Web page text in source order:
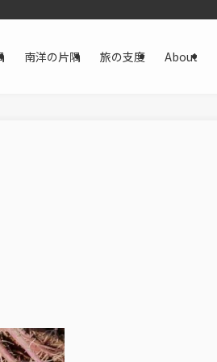
南洋の片隅 旅の支度 About